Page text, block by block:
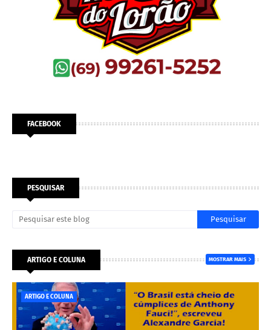
FACEBOOK
PESQUISAR
ARTIGO E COLUNA MOSTRAR MAIS
ARTIGO E COLUNA